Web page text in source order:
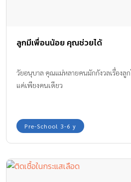
ลูกมีเพื่อนน้อย คุณช่วยได้
วัยอนุบาล คุณแม่หลายคนมักกังวลเรื่องลู
แค่เพียงคนเดียว
Pre-School 3-6 y